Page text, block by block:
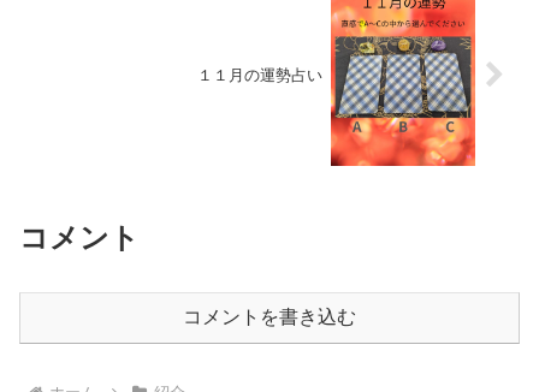
１１月の運勢占い
コメント
コメントを書き込む